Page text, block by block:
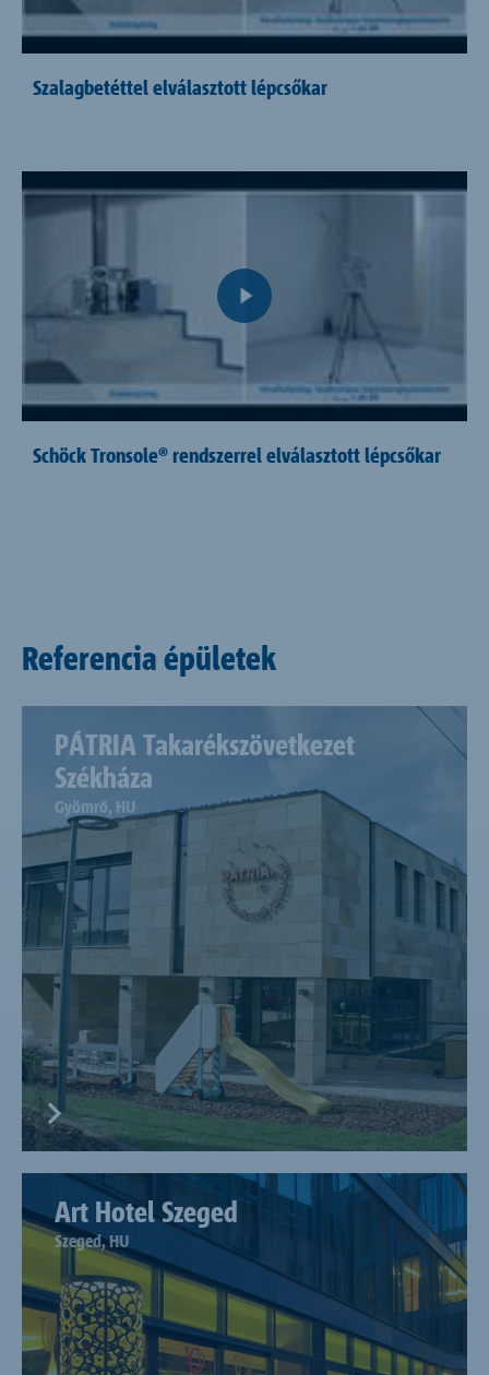
Szalagbetéttel elválasztott lépcsőkar
Schöck Tronsole® rendszerrel elválasztott lépcsőkar
Referencia épületek
PÁTRIA Takarékszövetkezet
Székháza
Gyömrő, HU
Art Hotel Szeged
Szeged, HU